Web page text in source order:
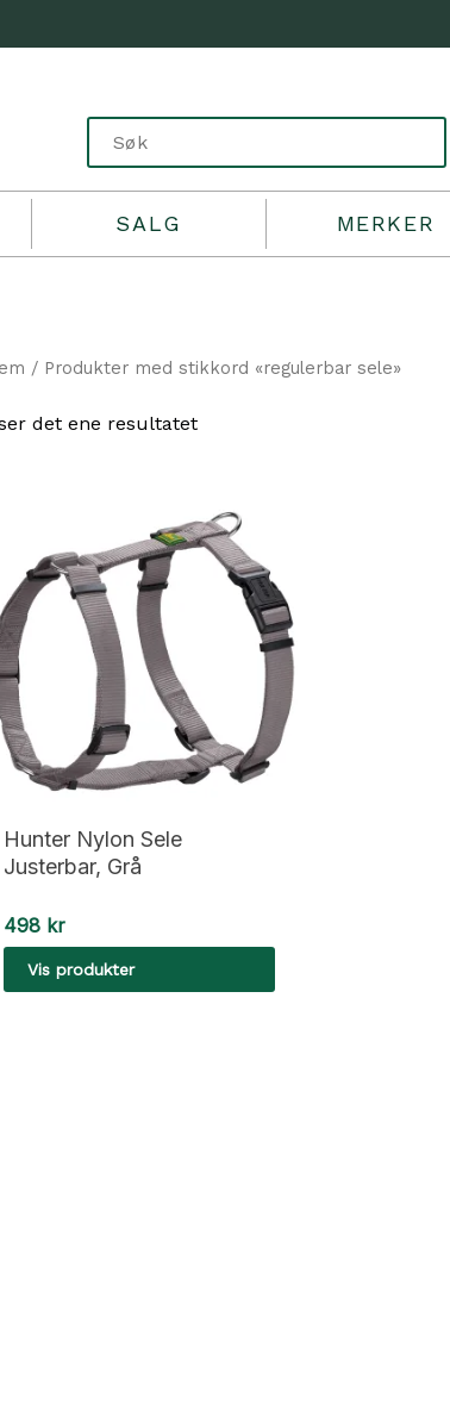
SALG MERKER
/ Produkter med stikkord «regulerbar sele»
det ene resultatet
Hunter Nylon Sele
Justerbar, Grå
498 kr
Vis produkter